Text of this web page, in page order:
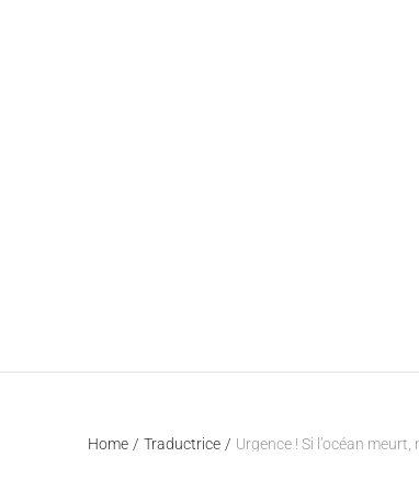
Home / Traductrice / Urgence ! Si l’océan